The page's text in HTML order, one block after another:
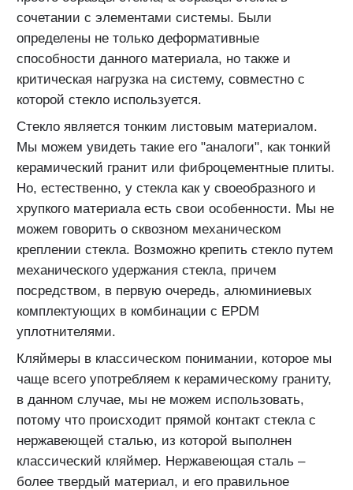
сочетании с элементами системы. Были
определены не только деформативные
способности данного материала, но также и
критическая нагрузка на систему, совместно с
которой стекло используется.
Стекло является тонким листовым материалом.
Мы можем увидеть такие его "аналоги", как тонкий
керамический гранит или фиброцементные плиты.
Но, естественно, у стекла как у своеобразного и
хрупкого материала есть свои особенности. Мы не
можем говорить о сквозном механическом
креплении стекла. Возможно крепить стекло путем
механического удержания стекла, причем
посредством, в первую очередь, алюминиевых
комплектующих в комбинации с EPDM
уплотнителями.
Кляймеры в классическом понимании, которое мы
чаще всего употребляем к керамическому граниту,
в данном случае, мы не можем использовать,
потому что происходит прямой контакт стекла с
нержавеющей сталью, из которой выполнен
классический кляймер. Нержавеющая сталь –
более твердый материал, и его правильное